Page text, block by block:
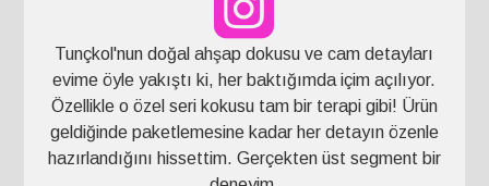
Tunçkol'nun doğal ahşap dokusu ve cam detayları
evime öyle yakıştı ki, her baktığımda içim açılıyor.
Özellikle o özel seri kokusu tam bir terapi gibi! Ürün
geldiğinde paketlemesine kadar her detayın özenle
hazırlandığını hissettim. Gerçekten üst segment bir